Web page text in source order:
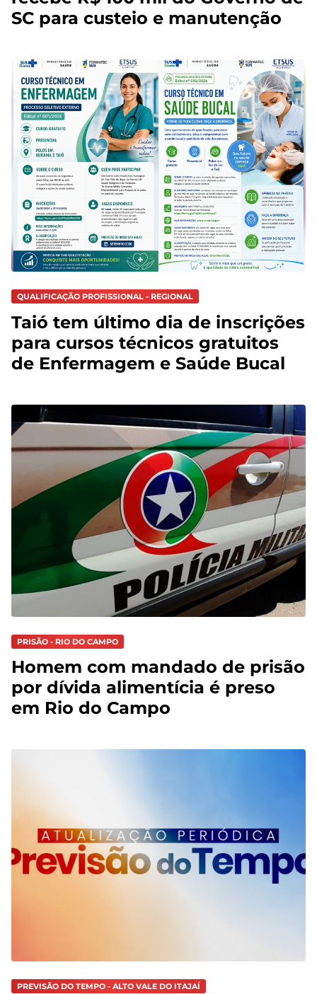
SC para custeio e manutenção
QUALIFICAÇÃO PROFISSIONAL - REGIONAL
Taió tem último dia de inscrições
para cursos técnicos gratuitos
de Enfermagem e Saúde Bucal
PRISÃO - RIO DO CAMPO
Homem com mandado de prisão
por dívida alimentícia é preso
em Rio do Campo
PREVISÃO DO TEMPO - ALTO VALE DO ITAJAÍ